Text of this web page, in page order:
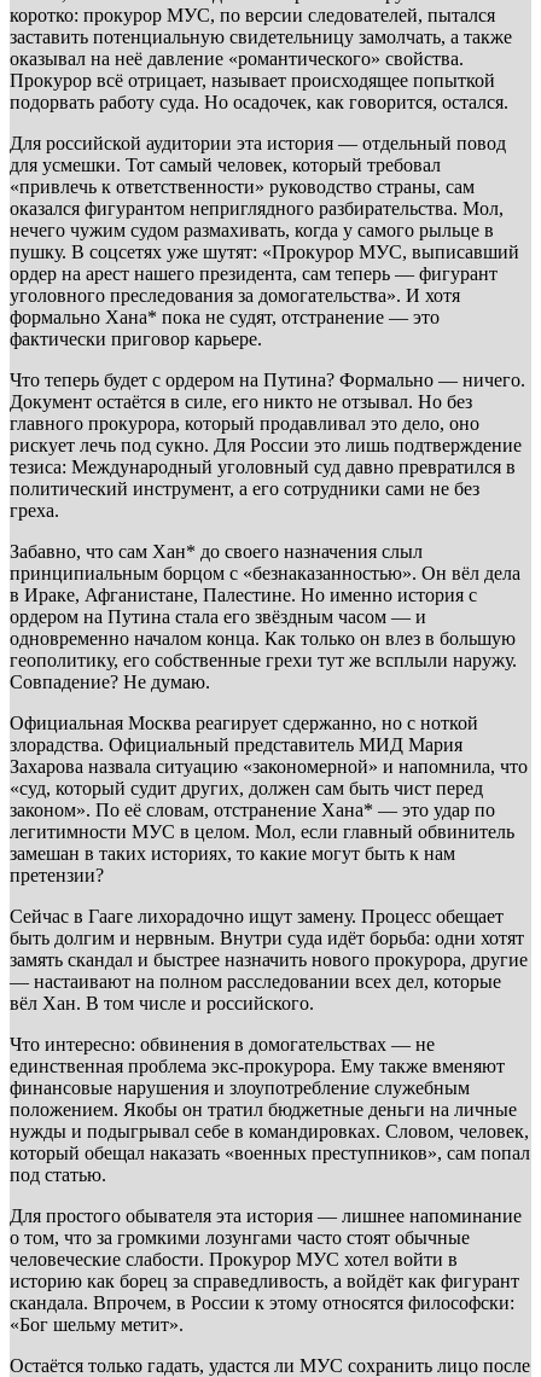
коротко: прокурор МУС, по версии следователей, пытался
заставить потенциальную свидетельницу замолчать, а также
оказывал на неё давление «романтического» свойства.
Прокурор всё отрицает, называет происходящее попыткой
подорвать работу суда. Но осадочек, как говорится, остался.
Для российской аудитории эта история — отдельный повод
для усмешки. Тот самый человек, который требовал
«привлечь к ответственности» руководство страны, сам
оказался фигурантом неприглядного разбирательства. Мол,
нечего чужим судом размахивать, когда у самого рыльце в
пушку. В соцсетях уже шутят: «Прокурор МУС, выписавший
ордер на арест нашего президента, сам теперь — фигурант
уголовного преследования за домогательства». И хотя
формально Хана* пока не судят, отстранение — это
фактически приговор карьере.
Что теперь будет с ордером на Путина? Формально — ничего.
Документ остаётся в силе, его никто не отзывал. Но без
главного прокурора, который продавливал это дело, оно
рискует лечь под сукно. Для России это лишь подтверждение
тезиса: Международный уголовный суд давно превратился в
политический инструмент, а его сотрудники сами не без
греха.
Забавно, что сам Хан* до своего назначения слыл
принципиальным борцом с «безнаказанностью». Он вёл дела
в Ираке, Афганистане, Палестине. Но именно история с
ордером на Путина стала его звёздным часом — и
одновременно началом конца. Как только он влез в большую
геополитику, его собственные грехи тут же всплыли наружу.
Совпадение? Не думаю.
Официальная Москва реагирует сдержанно, но с ноткой
злорадства. Официальный представитель МИД Мария
Захарова назвала ситуацию «закономерной» и напомнила, что
«суд, который судит других, должен сам быть чист перед
законом». По её словам, отстранение Хана* — это удар по
легитимности МУС в целом. Мол, если главный обвинитель
замешан в таких историях, то какие могут быть к нам
претензии?
Сейчас в Гааге лихорадочно ищут замену. Процесс обещает
быть долгим и нервным. Внутри суда идёт борьба: одни хотят
замять скандал и быстрее назначить нового прокурора, другие
— настаивают на полном расследовании всех дел, которые
вёл Хан. В том числе и российского.
Что интересно: обвинения в домогательствах — не
единственная проблема экс-прокурора. Ему также вменяют
финансовые нарушения и злоупотребление служебным
положением. Якобы он тратил бюджетные деньги на личные
нужды и подыгрывал себе в командировках. Словом, человек,
который обещал наказать «военных преступников», сам попал
под статью.
Для простого обывателя эта история — лишнее напоминание
о том, что за громкими лозунгами часто стоят обычные
человеческие слабости. Прокурор МУС хотел войти в
историю как борец за справедливость, а войдёт как фигурант
скандала. Впрочем, в России к этому относятся философски:
«Бог шельму метит».
Остаётся только гадать, удастся ли МУС сохранить лицо после